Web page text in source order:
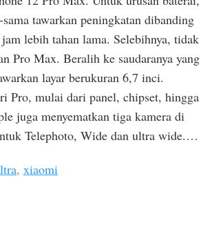
tawarkan peningkatan dibanding
lebih tahan lama. Selebihnya, tidak
Pro Max. Beralih ke saudaranya yang
layar berukuran 6,7 inci.
Pro, mulai dari panel, chipset, hingga
juga menyematkan tiga kamera di
Telephoto, Wide dan ultra wide.…
, xiaomi